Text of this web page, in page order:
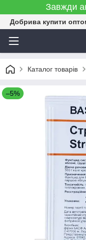
Завжди
Добрива купити
Каталог товарів
–5%